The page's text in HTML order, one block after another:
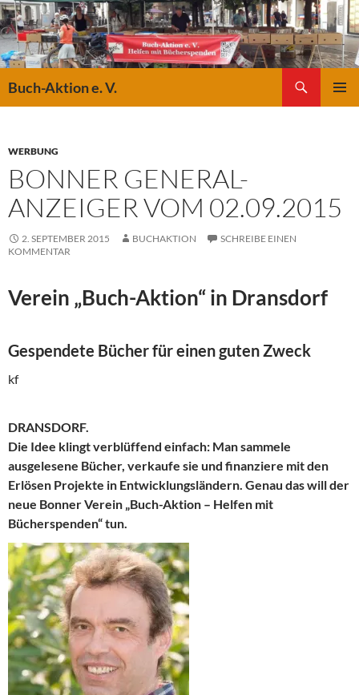
Buch-Aktion e. V.
WERBUNG
BONNER GENERAL-
ANZEIGER VOM 02.09.2015
2. SEPTEMBER 2015 BUCHAKTION
SCHREIBE EINEN
KOMMENTAR
Verein „Buch-Aktion“ in Dransdorf
Gespendete Bücher für einen guten Zweck
kf
DRANSDORF.
Die Idee klingt verblüffend einfach: Man sammele
ausgelesene Bücher, verkaufe sie und finanziere mit den
Erlösen Projekte in Entwicklungsländern. Genau das will der
neue Bonner Verein „Buch-Aktion – Helfen mit
Bücherspenden“ tun.